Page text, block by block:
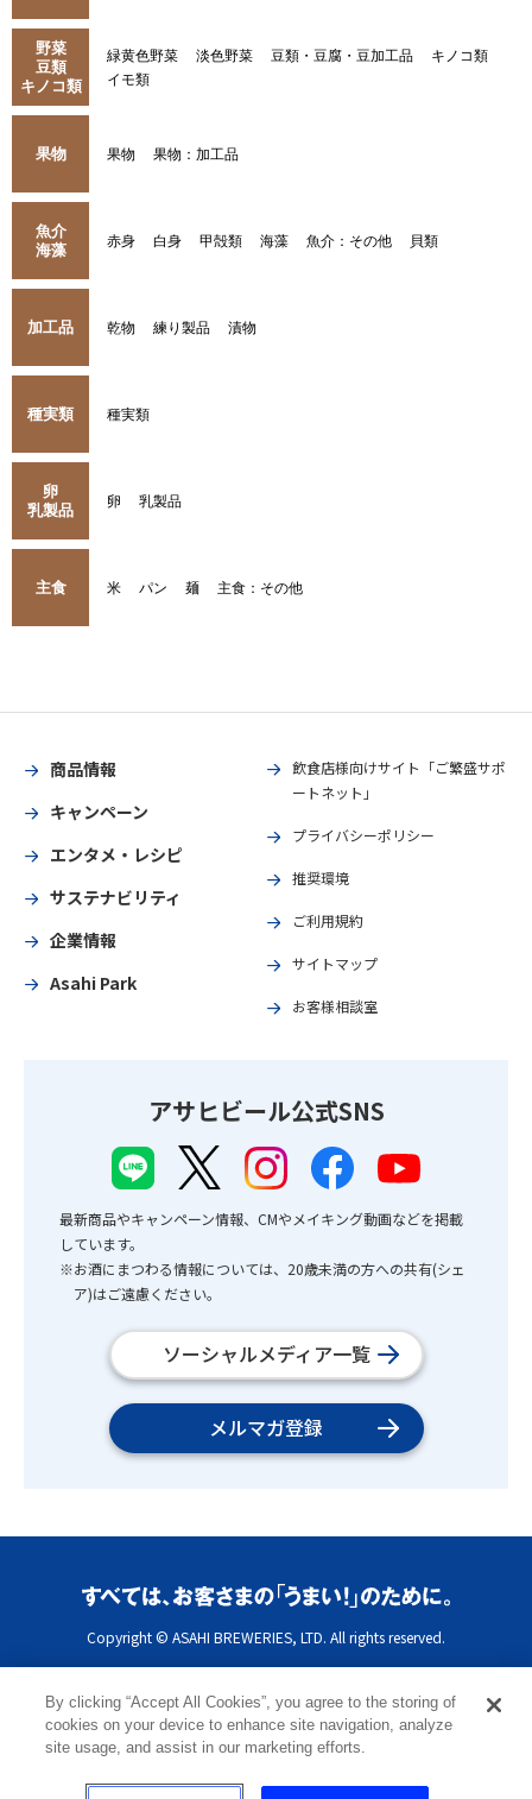
野菜
豆類
キノコ類
緑黄色野菜 淡色野菜 豆類・豆腐・豆加工品
キノコ類
イモ類
果物 果物 果物：加工品
魚介
海藻
赤身 白身 甲殻類 海藻 魚介：その他 貝類
加工品 乾物 練り製品 漬物
種実類 種実類
卵
乳製品
卵 乳製品
主食 米 パン 麺 主食：その他
商品情報
キャンペーン
エンタメ・レシピ
サステナビリティ
企業情報
Asahi Park
飲食店様向けサイト「ご繁盛サポ
ートネット」
プライバシーポリシー
推奨環境
ご利用規約
サイトマップ
お客様相談室
アサヒビール公式SNS
最新商品やキャンペーン情報、CMやメイキング動画などを掲載
しています。
※お酒にまつわる情報については、20歳未満の方への共有(シェ
ア)はご遠慮ください。
ソーシャルメディア一覧
メルマガ登録
Copyright © ASAHI BREWERIES, LTD. All rights reserved.
By clicking “Accept All Cookies”, you agree to the storing of
cookies on your device to enhance site navigation, analyze
site usage, and assist in our marketing efforts.